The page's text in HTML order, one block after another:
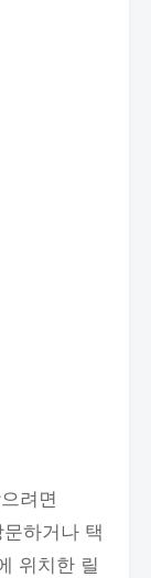
려면
하거나 택
위치한 릴